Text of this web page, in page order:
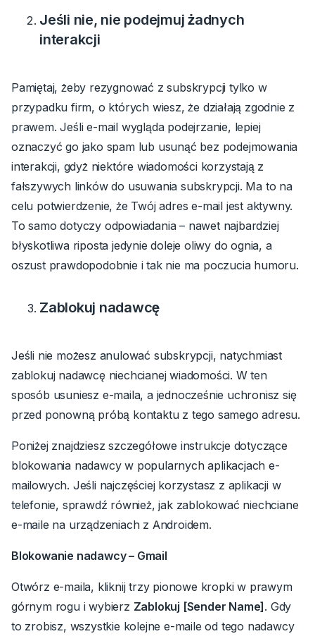
Jeśli nie, nie podejmuj żadnych
interakcji
Pamiętaj, żeby rezygnować z subskrypcji tylko w
przypadku firm, o których wiesz, że działają zgodnie z
prawem. Jeśli e-mail wygląda podejrzanie, lepiej
oznaczyć go jako spam lub usunąć bez podejmowania
interakcji, gdyż niektóre wiadomości korzystają z
fałszywych linków do usuwania subskrypcji. Ma to na
celu potwierdzenie, że Twój adres e-mail jest aktywny.
To samo dotyczy odpowiadania – nawet najbardziej
błyskotliwa riposta jedynie doleje oliwy do ognia, a
oszust prawdopodobnie i tak nie ma poczucia humoru.
Zablokuj nadawcę
Jeśli nie możesz anulować subskrypcji, natychmiast
zablokuj nadawcę niechcianej wiadomości. W ten
sposób usuniesz e-maila, a jednocześnie uchronisz się
przed ponowną próbą kontaktu z tego samego adresu.
Poniżej znajdziesz szczegółowe instrukcje dotyczące
blokowania nadawcy w popularnych aplikacjach e-
mailowych. Jeśli najczęściej korzystasz z aplikacji w
telefonie, sprawdź również,jak zablokować niechciane
e-maile na urządzeniach z Androidem.
Blokowanie nadawcy – Gmail
Otwórz e-maila, kliknij trzy pionowe kropki w prawym
górnym rogu i wybierz Zablokuj [Sender Name]. Gdy
to zrobisz, wszystkie kolejne e-maile od tego nadawcy